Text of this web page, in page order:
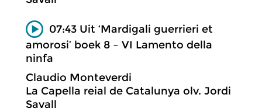
07:43 Uit ‘Mardigali guerrieri et
amorosi’ boek 8 – VI Lamento della
ninfa
Claudio Monteverdi
La Capella reial de Catalunya olv. Jordi
Savall